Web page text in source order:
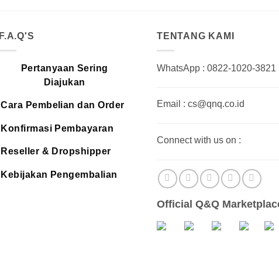
F.A.Q'S
Pertanyaan Sering
Diajukan
Cara Pembelian dan Order
Konfirmasi Pembayaran
Reseller & Dropshipper
Kebijakan Pengembalian
TENTANG KAMI
WhatsApp : 0822-1020-3821
Email : cs@qnq.co.id
Connect with us on :
Official Q&Q